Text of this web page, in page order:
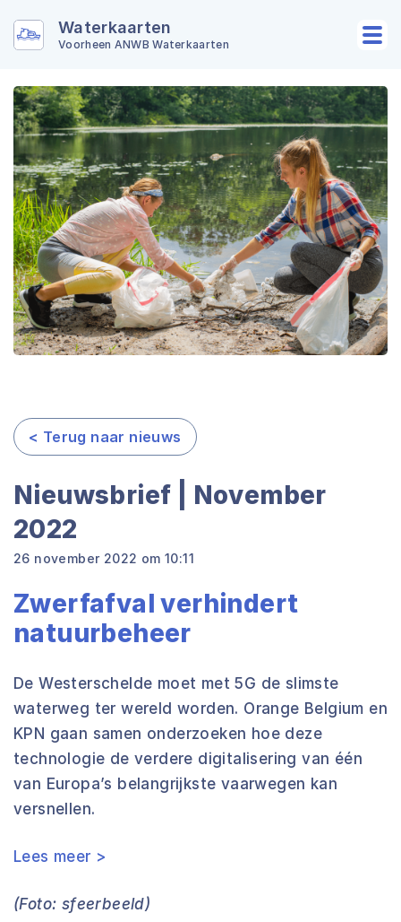
Waterkaarten
Voorheen ANWB Waterkaarten
< Terug naar nieuws
Nieuwsbrief | November
2022
26 november 2022 om 10:11
Zwerfafval verhindert
natuurbeheer
De Westerschelde moet met 5G de slimste
waterweg ter wereld worden. Orange Belgium en
KPN gaan samen onderzoeken hoe deze
technologie de verdere digitalisering van één
van Europa’s belangrijkste vaarwegen kan
versnellen.
Lees meer >
(Foto: sfeerbeeld)